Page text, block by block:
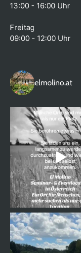
13:00 - 16:00 Uhr
Freitag
09:00 - 12:00 Uhr
elmolino.at